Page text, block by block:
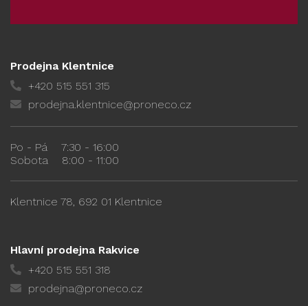
Prodejna Klentnice
+420 515 551 315
prodejna.klentnice@proneco.cz
Po - Pá
7:30 - 16:00
Sobota
8:00 - 11:00
Klentnice 78, 692 01 Klentnice
Hlavní prodejna Rakvice
+420 515 551 318
prodejna@proneco.cz